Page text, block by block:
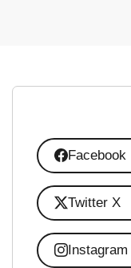
Facebook
Twitter X
Instagram